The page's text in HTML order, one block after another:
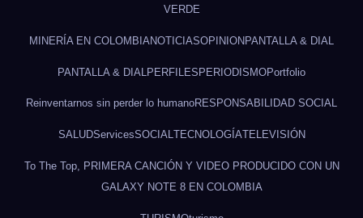
VERDE
MINERÍA EN COLOMBIA NOTICIASOPINION PANTALLA & DIAL
PANTALLA & DIAL PERFILESPERIODISMOPortfolio
Reinventarnos sin perder lo humanoRESPONSABILIDAD SOCIAL
SALUDServicesSOCIALTECNOLOGÍATELEVISIÓN
To The Top, PRIMERA CANCIÓN Y VIDEO PRODUCIDO CON UN
GALAXY NOTE 8 EN COLOMBIA